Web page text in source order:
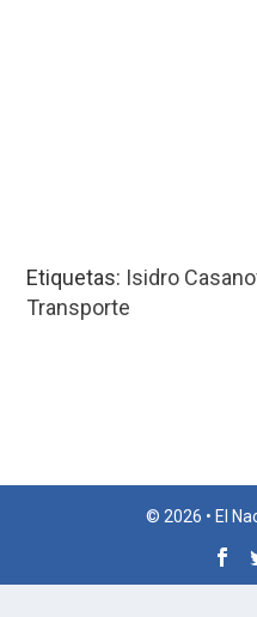
Etiquetas: Isidro
Transporte
© 2026 • El